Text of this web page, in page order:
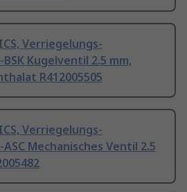
Verriegelungs-
Kugelventil 2.5 mm,
R412005505
Verriegelungs-
Mechanisches Ventil 2.5